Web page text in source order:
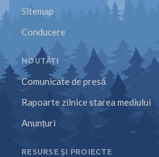
Sitemap
Conducere
NOUTĂȚI
Comunicate de presă
Rapoarte zilnice starea mediului
Anunțuri
RESURSE ȘI PROIECTE